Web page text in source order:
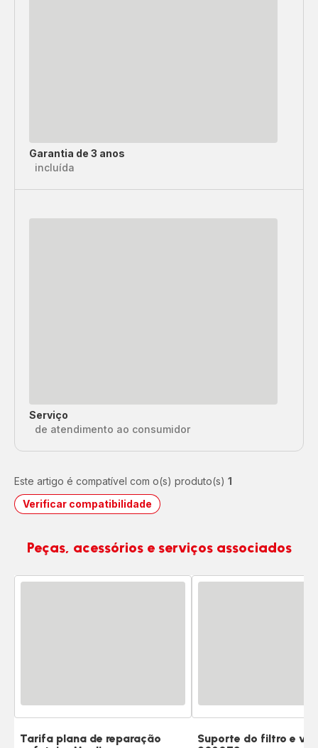
Garantia de 3 anos
incluída
Serviço
de atendimento ao consumidor
Este artigo é compatível com o(s) produto(s) 1
Verificar compatibilidade
Peças, acessórios e serviços associados
Tarifa plana de reparação
Suporte do filtro e